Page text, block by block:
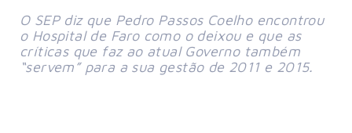
O SEP diz que Pedro Passos Coelho encontrou
o Hospital de Faro como o deixou e que as
críticas que faz ao atual Governo também
“servem” para a sua gestão de 2011 e 2015.